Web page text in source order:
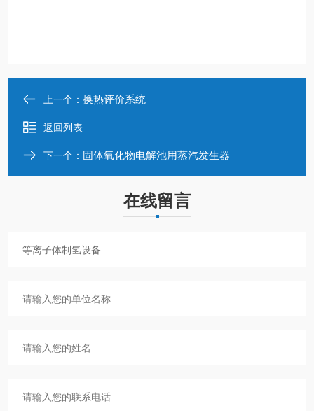
上一个： 换热评价系统
返回列表
下一个： 固体氧化物电解池用蒸汽发生器
在线留言